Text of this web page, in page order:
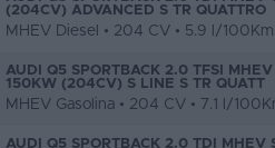
(204CV) ADVANCED S TR QUATTRO
MHEV Diesel • 204 CV • 5.9 l/100Km
AUDI Q5 SPORTBACK 2.0 TFSI MHEV
150KW (204CV) S LINE S TR QUATT
MHEV Gasolina • 204 CV • 7.1 l/
AUDI Q5 SPORTBACK 2.0 TDI MHEV